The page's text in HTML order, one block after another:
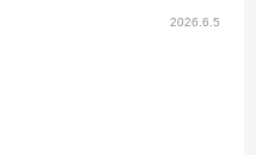
2026.6.5